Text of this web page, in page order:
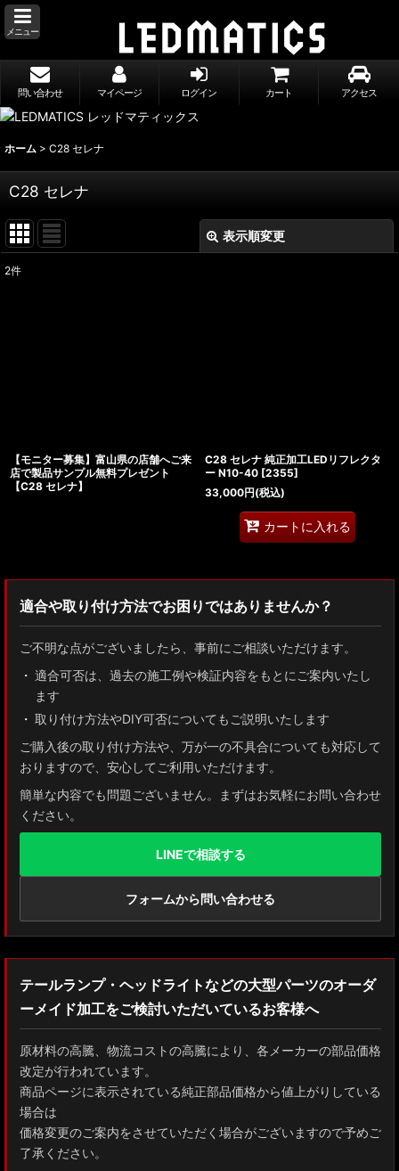
メニュー
問い合わせ マイページ ログイン カート アクセス
ホーム > C28 セレナ
C28 セレナ
表示順変更
2件
【モニター募集】富山県の店舗へご来
店で製品サンプル無料プレゼント
【C28 セレナ】
C28 セレナ 純正加工LEDリフレクタ
ー N10-40 [2355]
33,000円(税込)
カートに入れる
適合や取り付け方法でお困りではありませんか？
ご不明な点がございましたら、事前にご相談いただけます。
適合可否は、過去の施工例や検証内容をもとにご案内いたし
ます
取り付け方法やDIY可否についてもご説明いたします
ご購入後の取り付け方法や、万が一の不具合についても対応して
おりますので、安心してご利用いただけます。
簡単な内容でも問題ございません。まずはお気軽にお問い合わせ
ください。
LINEで相談する
フォームから問い合わせる
テールランプ・ヘッドライトなどの大型パーツのオーダ
ーメイド加工をご検討いただいているお客様へ
原材料の高騰、物流コストの高騰により、各メーカーの部品価格
改定が行われています。
商品ページに表示されている純正部品価格から値上がりしている
場合は
価格変更のご案内をさせていただく場合がございますので予めご
了承ください。